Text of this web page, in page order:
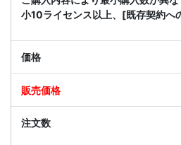
小10ライセンス以上、[既存契約へ